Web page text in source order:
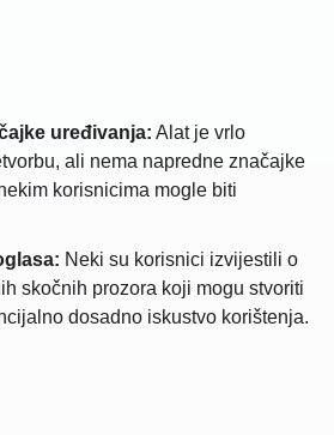
uređivanja: Alat je vrlo
ali nema napredne značajke
korisnicima mogle biti
Neki su korisnici izvijestili o
skočnih prozora koji mogu stvoriti
dosadno iskustvo korištenja.